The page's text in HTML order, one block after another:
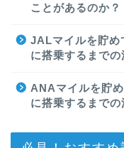
ことがあるのか？
JALマイルを貯め
に搭乗するまでの
ANAマイルを貯
に搭乗するまでの